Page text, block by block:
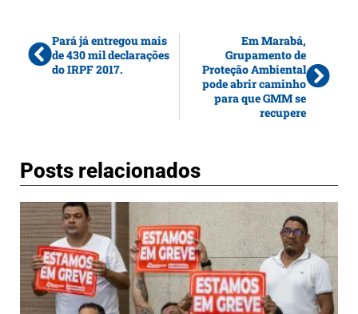
Pará já entregou mais
de 430 mil declarações
do IRPF 2017.
Em Marabá,
Grupamento de
Proteção Ambiental
pode abrir caminho
para que GMM se
recupere
Posts relacionados